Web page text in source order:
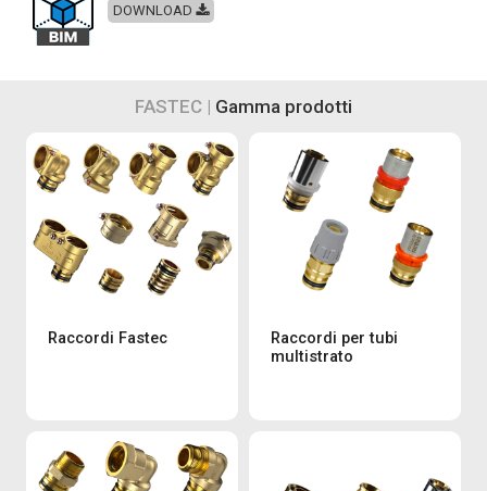
DOWNLOAD
FASTEC | Gamma prodotti
Raccordi Fastec
Raccordi per tubi
multistrato